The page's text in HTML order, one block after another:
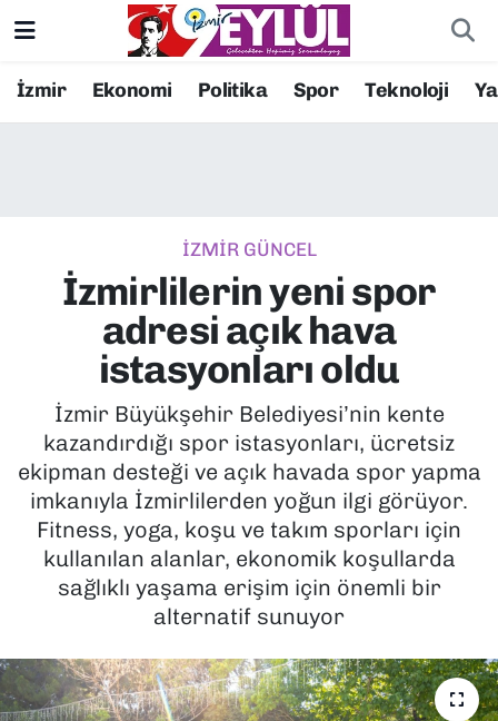
İzmir Ekonomi Politika Spor Teknoloji
İZMİR GÜNCEL
İzmirlilerin yeni spor
adresi açık hava
istasyonları oldu
İzmir Büyükşehir Belediyesi’nin kente
kazandırdığı spor istasyonları, ücretsiz
ekipman desteği ve açık havada spor yapma
imkanıyla İzmirlilerden yoğun ilgi görüyor.
Fitness, yoga, koşu ve takım sporları için
kullanılan alanlar, ekonomik koşullarda
sağlıklı yaşama erişim için önemli bir
alternatif sunuyor
Resmi İlanlar
EKONOMİ
KÜLTÜR SANAT
MAGAZİN
POLİTİKA
SAĞLIK
SPOR
YAŞAM
Konak Nöbetçi Eczaneler
Süper Lig Puan Durumu ve Fikstür
Tüm Manşetler
Son Dakika Haberleri
Haber Arşivi